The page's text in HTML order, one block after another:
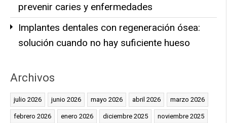
prevenir caries y enfermedades
Implantes dentales con regeneración ósea:
solución cuando no hay suficiente hueso
Archivos
julio 2026 junio 2026 mayo 2026 abril 2026 marzo 2026
febrero 2026 enero 2026 diciembre 2025 noviembre 2025